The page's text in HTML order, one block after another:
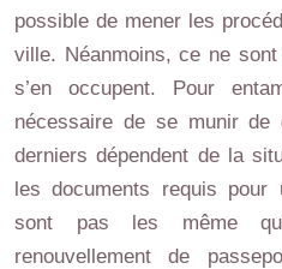
possible de mener les
ville. Néanmoins, ce ne
s’en occupent. Pour
nécessaire de se munir de
derniers dépendent de la
les documents requis pour
sont pas les même
renouvellement de